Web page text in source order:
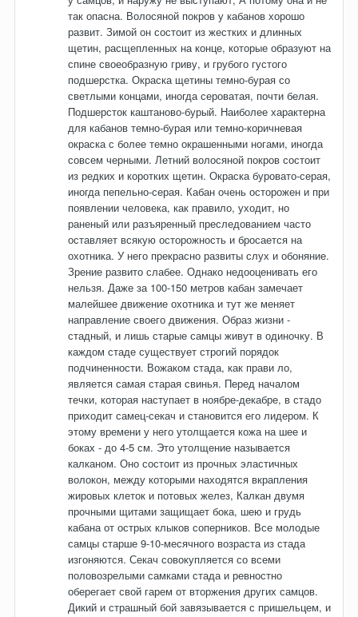
так опасна. Волосяной покров у кабанов хорошо
развит. Зимой он состоит из жестких и длинных
щетин, расщепленных на конце, которые образуют на
спине своеобразную гриву, и грубого густого
подшерстка. Окраска щетины темно-бурая со
светлыми концами, иногда сероватая, почти белая.
Подшерсток каштаново-бурый. Наиболее характерна
для кабанов темно-бурая или темно-коричневая
окраска с более темно окрашенными ногами, иногда
совсем черными. Летний волосяной покров состоит
из редких и коротких щетин. Окраска буровато-серая,
иногда пепельно-серая. Кабан очень осторожен и при
появлении человека, как правило, уходит, но
раненый или разъяренный преследованием часто
оставляет всякую осторожность и бросается на
охотника. У него прекрасно развиты слух и обоняние.
Зрение развито слабее. Однако недооценивать его
нельзя. Даже за 100-150 метров кабан замечает
малейшее движение охотника и тут же меняет
направление своего движения. Образ жизни -
стадный, и лишь старые самцы живут в одиночку. В
каждом стаде существует строгий порядок
подчиненности. Вожаком стада, как прави ло,
является самая старая свинья. Перед началом
течки, которая наступает в ноябре-декабре, в стадо
приходит самец-секач и становится его лидером. К
этому времени у него утолщается кожа на шее и
боках - до 4-5 см. Это утолщение называется
калканом. Оно состоит из прочных эластичных
волокон, между которыми находятся вкрапления
жировых клеток и потовых желез, Калкан двумя
прочными щитами защищает бока, шею и грудь
кабана от острых клыков соперников. Все молодые
самцы старше 9-10-месячного возраста из стада
изгоняются. Секач совокупляется со всеми
половозрелыми самками стада и ревностно
оберегает свой гарем от вторжения других самцов.
Дикий и страшный бой завязывается с пришельцем, и